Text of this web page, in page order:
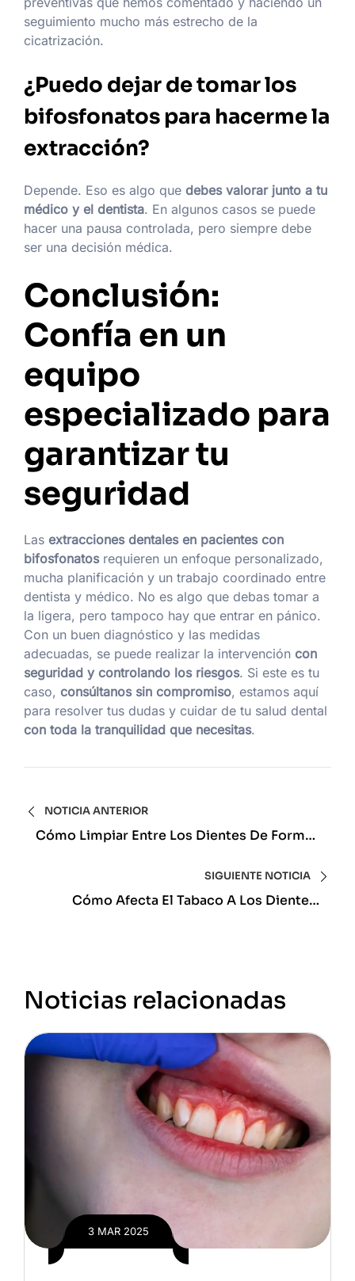
seguimiento mucho más estrecho de la
cicatrización.
¿Puedo dejar de tomar los
bifosfonatos para hacerme la
extracción?
Depende. Eso es algo que debes valorar junto a tu
médico y el dentista. En algunos casos se puede
hacer una pausa controlada, pero siempre debe
ser una decisión médica.
Conclusión:
Confía en un
equipo
especializado para
garantizar tu
seguridad
Las extracciones dentales en pacientes con
bifosfonatosrequieren un enfoque personalizado,
mucha planificación y un trabajo coordinado entre
dentista y médico. No es algo que debas tomar a
la ligera, pero tampoco hay que entrar en pánico.
Con un buen diagnóstico y las medidas
adecuadas, se puede realizar la intervención con
seguridad y controlando los riesgos. Si este es tu
caso, consúltanos sin compromiso, estamos aquí
para resolver tus dudas y cuidar de tu salud dental
con toda la tranquilidad que necesitas.
NOTICIA ANTERIOR
Cómo Limpiar Entre Los Dientes De Forma
SIGUIENTE NOTICIA
Cómo Afecta El Tabaco A Los Dientes:
Noticias relacionadas
3 MAR 2025